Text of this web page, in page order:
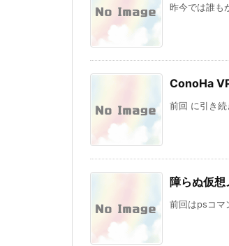
昨今では誰も
ConoHa
前回 に引き
障らぬ仮想
前回はpsコマ